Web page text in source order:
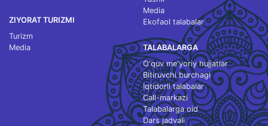
ZIYORAT TURIZMI
Turizm
Media
Media
Ekofaol talabalar
TALABALARGA
O‘quv me'yoriy hujjatlar
Bitiruvchi burchagi
Iqtidorli talabalar
Call-markazi
Talabalarga oid
Dars jadvali